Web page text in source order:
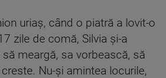
uriaș, când o piatră a lovit-o
zile de comă, Silvia și-a
meargă, sa vorbească, să
Nu-și amintea locurile,